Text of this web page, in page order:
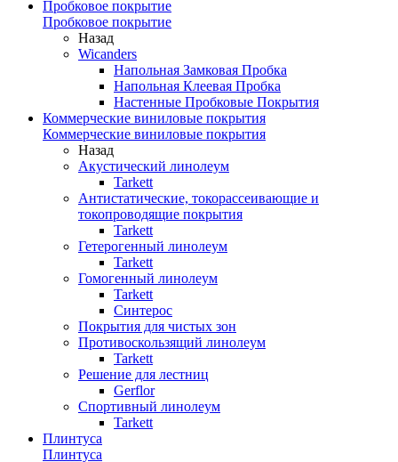
Пробковое покрытие
Пробковое покрытие
Назад
Wicanders
Напольная Замковая Пробка
Напольная Клеевая Пробка
Настенные Пробковые Покрытия
Коммерческие виниловые покрытия
Коммерческие виниловые покрытия
Назад
Акустический линолеум
Tarkett
Антистатические, токорассеивающие и
токопроводящие покрытия
Tarkett
Гетерогенный линолеум
Tarkett
Гомогенный линолеум
Tarkett
Синтерос
Покрытия для чистых зон
Противоскользящий линолеум
Tarkett
Решение для лестниц
Gerflor
Спортивный линолеум
Tarkett
Плинтуса
Плинтуса